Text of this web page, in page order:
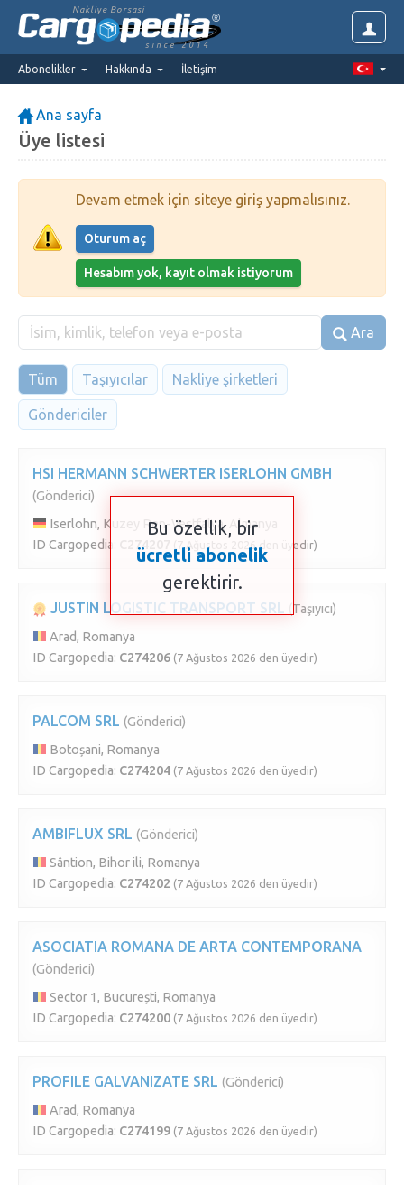
Nakliye Borsasi
since 2014
Abonelikler Hakkında İletişim
Ana sayfa
Üye listesi
Devam etmek için siteye giriş yapmalısınız.
Oturum aç
Hesabım yok, kayıt olmak istiyorum
Ara
Tüm Taşıyıcılar Nakliye şirketleri
Göndericiler
HSI HERMANN SCHWERTER ISERLOHN GMBH
(Gönderici)
Iserlohn, Kuzey Ren-Vestfalya, Almanya
ID Cargopedia:
C274207 (7 Ağustos 2026 den üyedir)
JUSTIN LOGISTIC TRANSPORT SRL
(Taşıyıcı)
Arad, Romanya
ID Cargopedia: C274206 (7 Ağustos 2026 den üyedir)
PALCOM SRL (Gönderici)
Botoșani, Romanya
ID Cargopedia: C274204 (7 Ağustos 2026 den üyedir)
AMBIFLUX SRL (Gönderici)
Sântion, Bihor ili, Romanya
ID Cargopedia: C274202 (7 Ağustos 2026 den üyedir)
ASOCIATIA ROMANA DE ARTA CONTEMPORANA
(Gönderici)
Sector 1, București, Romanya
ID Cargopedia: C274200 (7 Ağustos 2026 den üyedir)
PROFILE GALVANIZATE SRL (Gönderici)
Arad, Romanya
ID Cargopedia: C274199 (7 Ağustos 2026 den üyedir)
Bu özellik, bir
ücretli abonelik
gerektirir.